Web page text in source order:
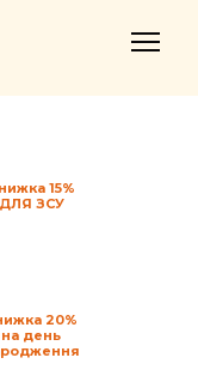
15%
ДЛЯ ЗСУ
20%
на день